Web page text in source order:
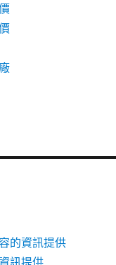
的資訊提供